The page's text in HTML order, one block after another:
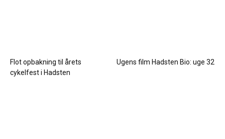
Flot opbakning til årets
cykelfest i Hadsten
Ugens film Hadsten Bio: uge 32